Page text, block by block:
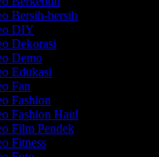
Bersih-bersih
DIY
Dekorasi
Demo
Edukasi
Fan
Fashion
Fashion Haul
Film Pendek
Fitness